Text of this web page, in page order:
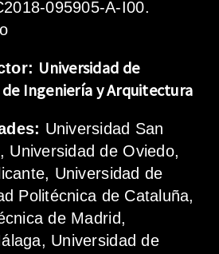
095905-A-I00.
Universidad de
de Ingeniería y Arquitectura
Universidad San
Universidad de Oviedo,
Universidad de
Politécnica de Cataluña,
de Madrid,
Universidad de